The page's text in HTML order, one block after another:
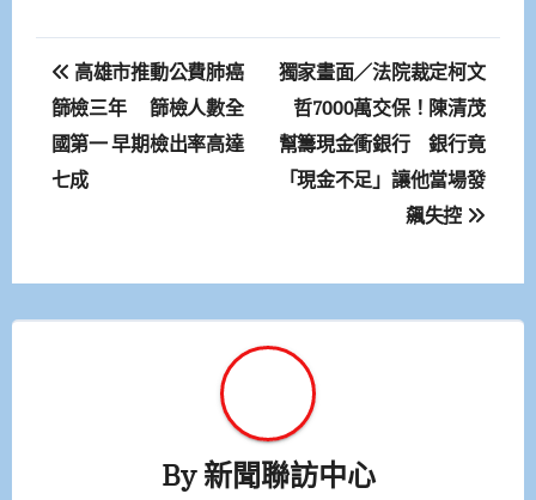
文
章
導
高雄市推動公費肺癌
篩檢三年 篩檢人數全
國第一 早期檢出率高達
七成
獨家畫面／法院裁定柯文
哲7000萬交保！陳清茂
幫籌現金衝銀行 銀行竟
「現金不足」讓他當場發
飆失控
By新聞聯訪中心